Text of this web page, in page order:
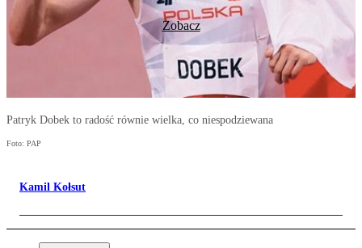
Zobacz
Patryk Dobek to radość równie wielka, co niespodziewana
Foto: PAP
Kamil Kołsut